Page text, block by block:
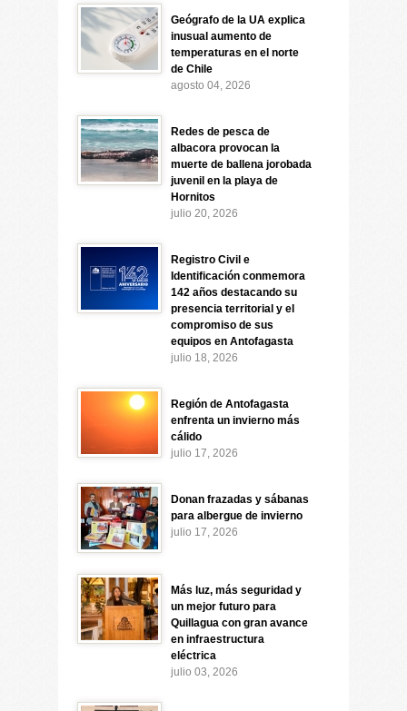
Geógrafo de la UA explica
inusual aumento de
temperaturas en el norte
de Chile
agosto 04, 2026
Redes de pesca de
albacora provocan la
muerte de ballena jorobada
juvenil en la playa de
Hornitos
julio 20, 2026
Registro Civil e
Identificación conmemora
142 años destacando su
presencia territorial y el
compromiso de sus
equipos en Antofagasta
julio 18, 2026
Región de Antofagasta
enfrenta un invierno más
cálido
julio 17, 2026
Donan frazadas y sábanas
para albergue de invierno
julio 17, 2026
Más luz, más seguridad y
un mejor futuro para
Quillagua con gran avance
en infraestructura
eléctrica
julio 03, 2026